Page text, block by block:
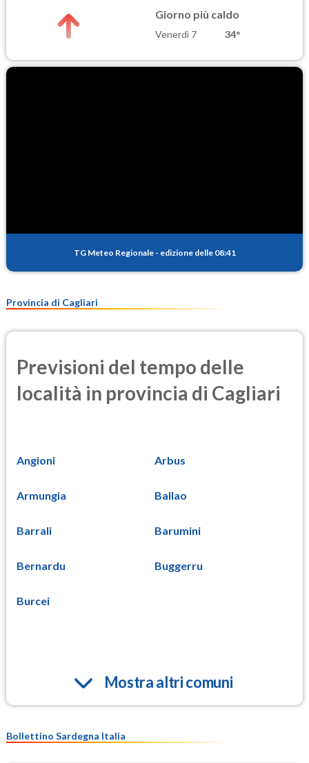
Giorno più caldo
Venerdì 7 34°
TG Meteo Regionale - edizione delle 08:41
Provincia di Cagliari
Previsioni del tempo delle
località in provincia di Cagliari
Angioni Arbus
Armungia Ballao
Barrali Barumini
Bernardu Buggerru
Burcei
Mostra altri comuni
Bollettino Sardegna Italia